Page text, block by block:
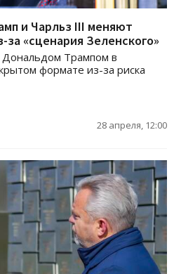
и Чарльз III меняют
«сценария Зеленского»
Дональдом Трампом в
формате из-за риска
28 апреля, 12:00